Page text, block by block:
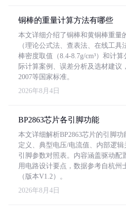
铜棒的重量计算方法有哪些
本文详细介绍了铜棒和黄铜棒重量
（理论公式法、查表法、在线工具
棒密度取值（8.4-8.7g/cm³）和计
际计算案例、误差分析及选材建议
2007等国家标准。
2026年8月4日
BP2863芯片各引脚功能
本文详细解析BP2863芯片的引脚
定义、典型电压/电流值、内部逻
引脚参数对照表。内容涵盖驱动配
用电路设计要点，数据参考自杭州
（版本V1.2）。
2026年8月4日